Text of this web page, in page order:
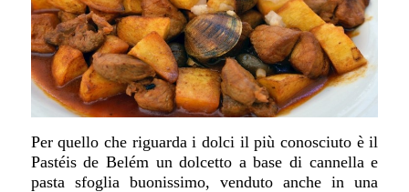
Per quello che riguarda i dolci il più conosciuto è il
Pastéis de Belémun dolcetto a base di cannella e
pasta sfoglia buonissimo, venduto anche in una